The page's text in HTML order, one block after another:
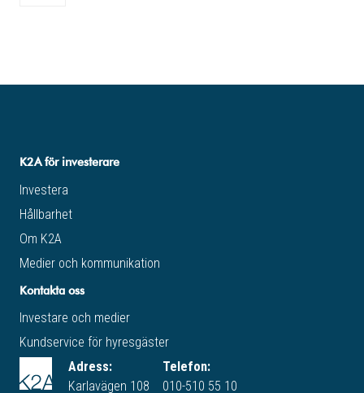
Adress:
Karlavägen 108
Telefon:
010-510 55 10
K2A för investerare
Investera
Hållbarhet
Om K2A
Medier och kommunikation
Kontakta oss
Investare och medier
Kundservice för hyresgäster